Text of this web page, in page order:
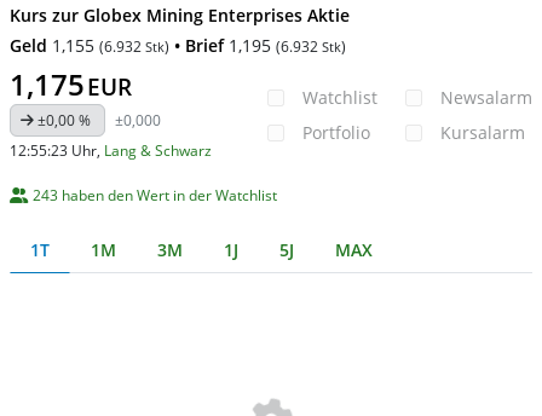
Kurs zur Globex Mining Enterprises Aktie
Geld 1,155 (6.932 Stk) • Brief 1,195 (6.932 Stk)
1,175EUR
±0,00 %
±0,000
12:55:23 Uhr, Lang & Schwarz
Watchlist
Portfolio
Newsalarm
Kursalarm
243 haben den Wert in der Watchlist
1T 1M 3M 1J 5J MAX